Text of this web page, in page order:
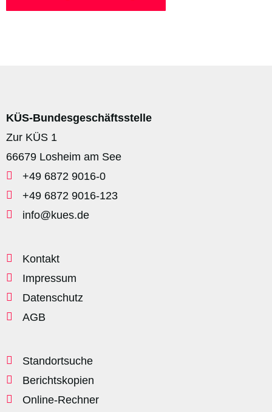
KÜS-Bundesgeschäftsstelle
Zur KÜS 1
66679 Losheim am See
+49 6872 9016-0
+49 6872 9016-123
info@kues.de
Kontakt
Impressum
Datenschutz
AGB
Standortsuche
Berichtskopien
Online-Rechner